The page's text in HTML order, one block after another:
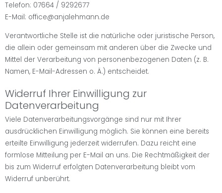
Telefon: 07664 / 9292677
E-Mail: office@anjalehmann.de
Verantwortliche Stelle ist die natürliche oder juristische Person,
die allein oder gemeinsam mit anderen über die Zwecke und
Mittel der Verarbeitung von personenbezogenen Daten (z. B.
Namen, E-Mail-Adressen o. Ä.) entscheidet.
Widerruf Ihrer Einwilligung zur
Datenverarbeitung
Viele Datenverarbeitungsvorgänge sind nur mit Ihrer
ausdrücklichen Einwilligung möglich. Sie können eine bereits
erteilte Einwilligung jederzeit widerrufen. Dazu reicht eine
formlose Mitteilung per E-Mail an uns. Die Rechtmäßigkeit der
bis zum Widerruf erfolgten Datenverarbeitung bleibt vom
Widerruf unberührt.